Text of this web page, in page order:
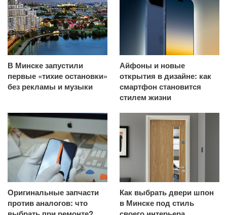
В Минске запустили
первые «тихие остановки»
без рекламы и музыки
Айфоны и новые
открытия в дизайне: как
смартфон становится
стилем жизни
Оригинальные запчасти
против аналогов: что
Как выбрать двери шпон
в Минске под стиль